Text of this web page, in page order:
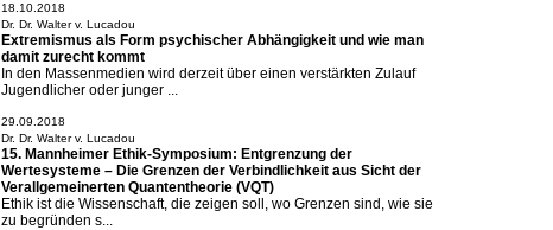
18.10.2018
Dr. Dr. Walter v. Lucadou
Extremismus als Form psychischer Abhängigkeit und wie man
damit zurecht kommt
In den Massenmedien wird derzeit über einen verstärkten Zulauf
Jugendlicher oder junger ...
29.09.2018
Dr. Dr. Walter v. Lucadou
15. Mannheimer Ethik-Symposium: Entgrenzung der
Wertesysteme – Die Grenzen der Verbindlichkeit aus Sicht der
Verallgemeinerten Quantentheorie (VQT)
Ethik ist die Wissenschaft, die zeigen soll, wo Grenzen sind, wie sie
zu begründen s...